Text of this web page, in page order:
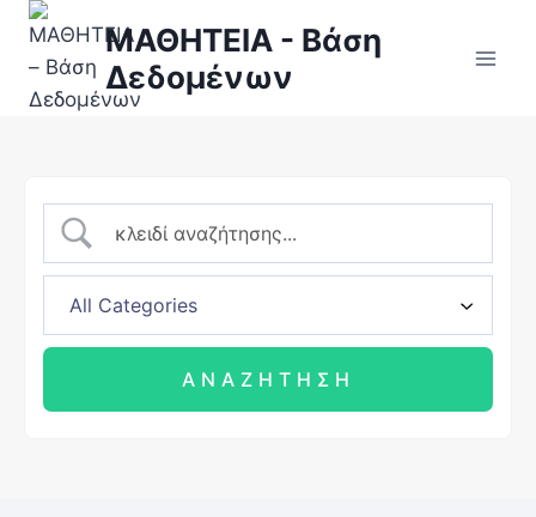
ΜΑΘΗΤΕΙΑ - Βάση
Δεδομένων